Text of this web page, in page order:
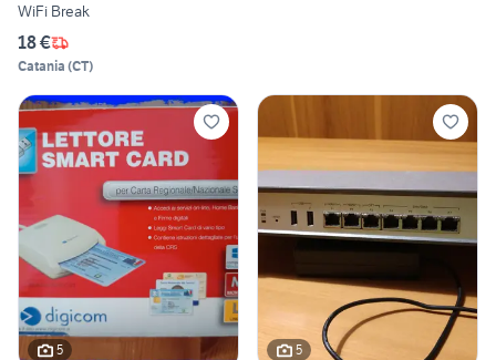
WiFi Break
18 €
Catania (CT)
5 5